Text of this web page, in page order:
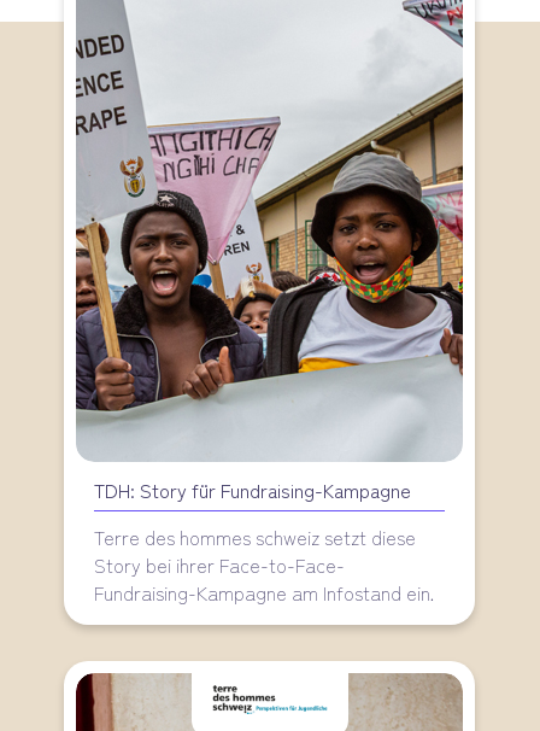
TDH: Story für Fundraising-Kampagne
Terre des hommes schweiz setzt diese
Story bei ihrer Face-to-Face-
Fundraising-Kampagne am Infostand ein.